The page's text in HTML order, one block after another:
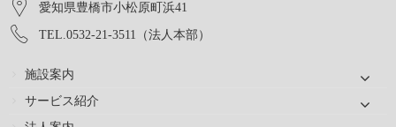
愛知県豊橋市小松原町浜41
TEL.0532-21-3511（法人本部）
施設案内
サービス紹介